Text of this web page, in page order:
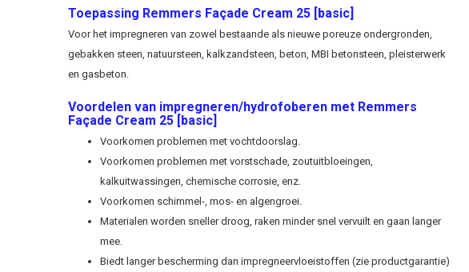
Toepassing Remmers Façade Cream 25 [basic]
Voor het impregneren van zowel bestaande als nieuwe poreuze ondergronden,
gebakken steen, natuursteen, kalkzandsteen, beton, MBI betonsteen, pleisterwerk
en gasbeton.
Voordelen van impregneren/hydrofoberen met Remmers
Façade Cream 25 [basic]
Voorkomen problemen met vochtdoorslag.
Voorkomen problemen met vorstschade, zoutuitbloeingen,
kalkuitwassingen, chemische corrosie, enz.
Voorkomen schimmel-, mos- en algengroei.
Materialen worden sneller droog, raken minder snel vervuilt en gaan langer
mee.
Biedt langer bescherming dan impregneervloeistoffen (zie productgarantie)